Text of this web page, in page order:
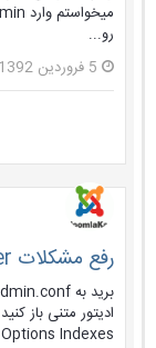
رو...
5 فروردین 1392
رفع مشکلات Wamp server
Indexes...